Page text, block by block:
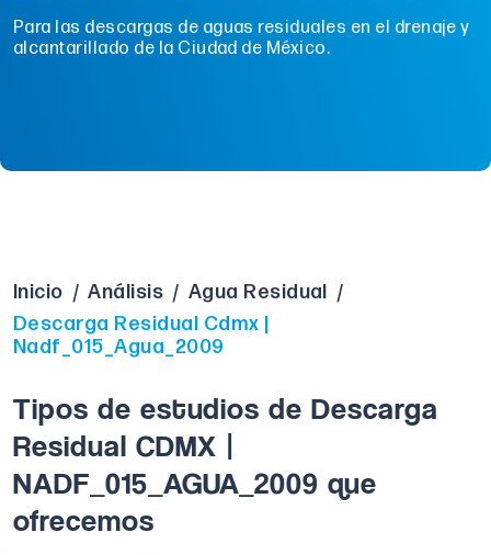
Para las descargas de aguas residuales en el drenaje y
alcantarillado de la Ciudad de México.
Inicio / Análisis / Agua Residual
/
Descarga Residual Cdmx |
Nadf_015_Agua_2009
Tipos de estudios de Descarga
Residual CDMX |
NADF_015_AGUA_2009 que
ofrecemos